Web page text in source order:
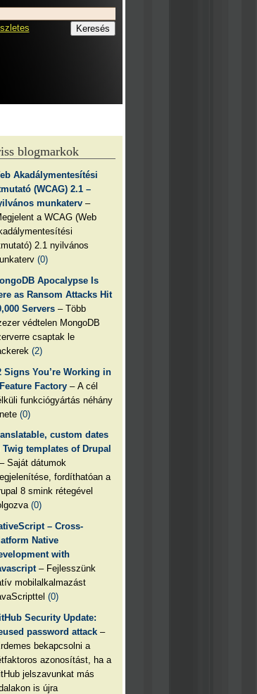
blogmarkok
Akadálymentesítési
(WCAG) 2.1 –
munkaterv –
a WCAG (Web
2.1 nyilvános
(0)
Apocalypse Is
as Ransom Attacks Hit
Servers – Több
védtelen MongoDB
csaptak le
(2)
Signs You’re Working in
Factory – A cél
funkciógyártás néhány
(0)
custom dates
Twig templates of Drupal
– Saját dátumok
fordíthatóan a
8 smink rétegével
(0)
– Cross-
Native
with
– Fejlesszünk
mobilalkalmazást
(0)
Security Update:
password attack –
bekapcsolni a
azonosítást, ha a
jelszavunkat más
is újra